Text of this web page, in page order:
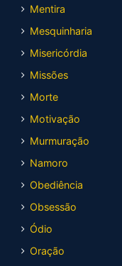
Mentira
Mesquinharia
Misericórdia
Missões
Morte
Motivação
Murmuração
Namoro
Obediência
Obsessão
Ódio
Oração